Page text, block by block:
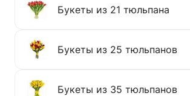
Букеты из 21 тюльпана
Букеты из 25 тюльпанов
Букеты из 35 тюльпанов